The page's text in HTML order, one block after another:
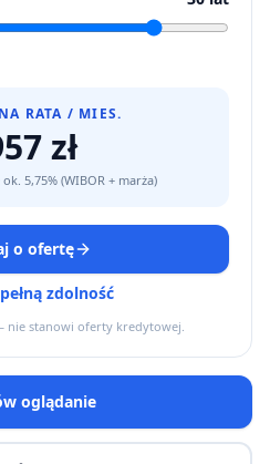
RATA / MIES.
zł
5,75% (WIBOR + marża)
o ofertę
zdolność
nie stanowi oferty kredytowej.
oglądanie